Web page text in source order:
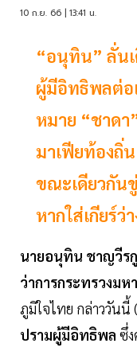
10 ก.ย. 66 | 13:41 น.
“อนุทิน” ลั่น
ผู้มีอิทธิพลต่อ
หมาย “ชาด
มาเฟียท้องถิ่
ขณะเดียวกัน
หากใส่เกียร์
นายอนุทิน ชาญวีร
ว่าการกระทรวงม
ภูมิใจไทย กล่าววันนี้
ปรามผู้มีอิทธิพล ซึ่